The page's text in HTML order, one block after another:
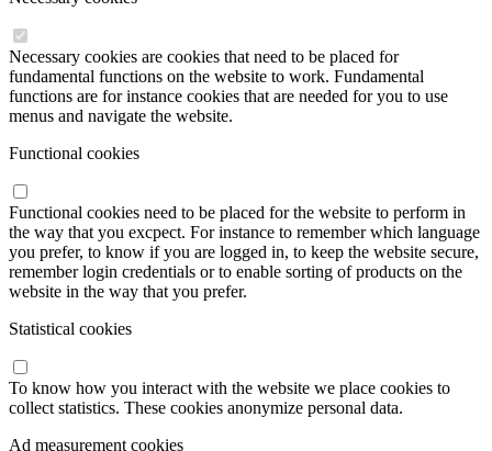
Necessary cookies are cookies that need to be placed for
fundamental functions on the website to work. Fundamental
functions are for instance cookies that are needed for you to use
menus and navigate the website.
Functional cookies
Functional cookies need to be placed for the website to perform in
the way that you excpect. For instance to remember which language
you prefer, to know if you are logged in, to keep the website secure,
remember login credentials or to enable sorting of products on the
website in the way that you prefer.
Statistical cookies
To know how you interact with the website we place cookies to
collect statistics. These cookies anonymize personal data.
Ad measurement cookies